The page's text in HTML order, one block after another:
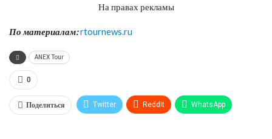
На правах рекламы
По материалам:rtournews.ru
ANEX Tour
0
Поделиться Twitter ReddIt WhatsApp